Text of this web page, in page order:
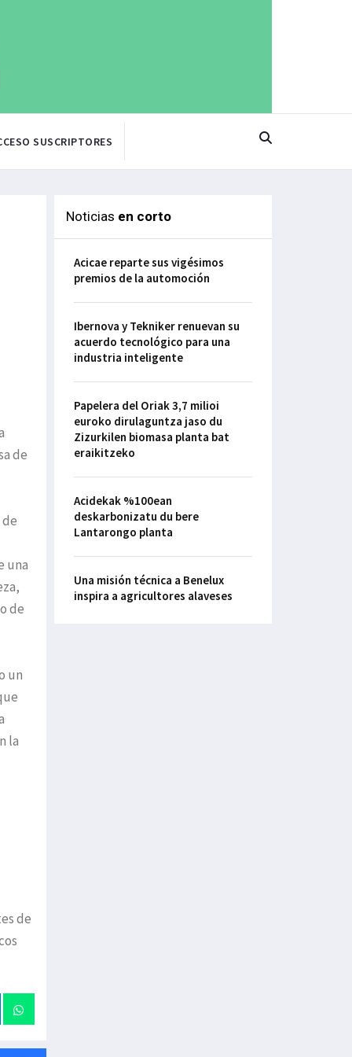
SUSCRIPTORES
de
una
de
un
la
de
Noticias en corto
Acicae reparte sus vigésimos
premios de la automoción
Ibernova y Tekniker renuevan su
acuerdo tecnológico para una
industria inteligente
Papelera del Oriak 3,7 milioi
euroko dirulaguntza jaso du
Zizurkilen biomasa planta bat
eraikitzeko
Acidekak %100ean
deskarbonizatu du bere
Lantarongo planta
Una misión técnica a Benelux
inspira a agricultores alaveses